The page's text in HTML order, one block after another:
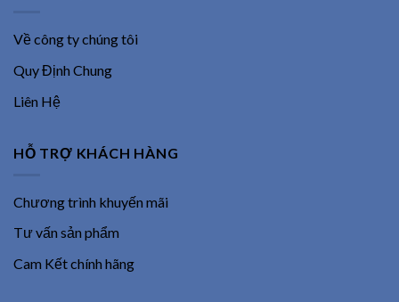
Về công ty chúng tôi
Quy Định Chung
Liên Hệ
HỖ TRỢ KHÁCH HÀNG
Chương trình khuyến mãi
Tư vấn sản phẩm
Cam Kết chính hãng